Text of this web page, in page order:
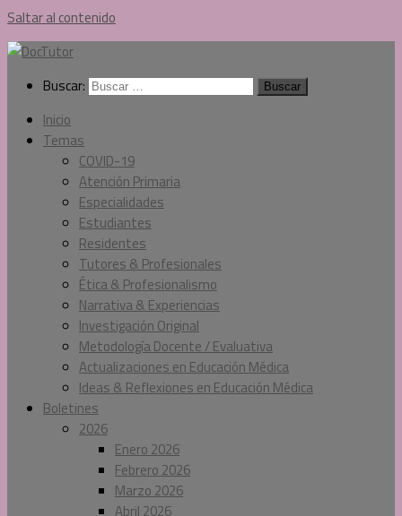
Saltar al contenido
Buscar:
Inicio
Temas
COVID-19
Atención Primaria
Especialidades
Estudiantes
Residentes
Tutores & Profesionales
Ética & Profesionalismo
Narrativa & Experiencias
Investigación Original
Metodología Docente / Evaluativa
Actualizaciones en Educación Médica
Ideas & Reflexiones en Educación Médica
Boletines
2026
Enero 2026
Febrero 2026
Marzo 2026
Abril 2026